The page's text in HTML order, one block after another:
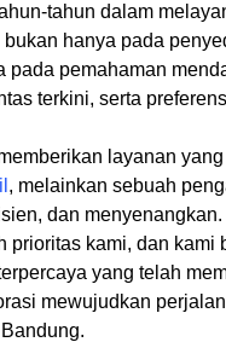
tahun dalam
hanya pada
pada pemahaman
terkini, serta
layanan
, melainkan sebuah
dan menyenangkan.
prioritas kami, dan kami
yang telah
mewujudkan